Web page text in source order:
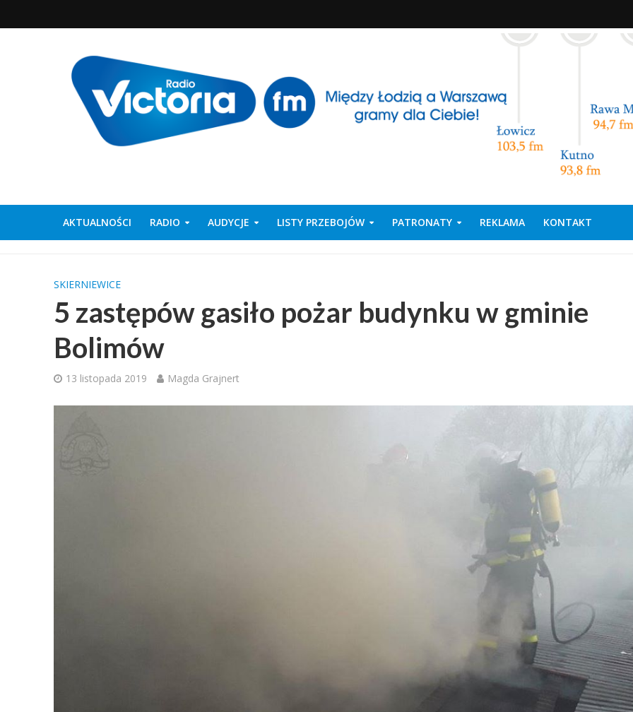
AKTUALNOŚCI RADIO AUDYCJE LISTY PRZEBOJÓW PATRONATY REKLAMA KONTAKT
SKIERNIEWICE
5 zastępów gasiło pożar budynku w gminie
Bolimów
13 listopada 2019 Magda Grajnert